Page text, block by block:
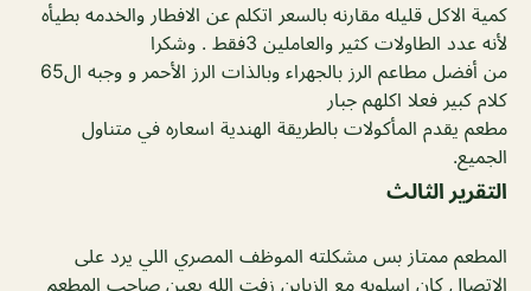
كمية الاكل قليله مقارنه بالسعر اتكلم عن الافطار والخدمه بطيأه
لأنه عدد الطاولات كثير والعاملين 3فقط . وشكرا
من أفضل مطاعم الرز بالجهراء وبالذات الرز الأحمر و وجبه ال65
كلام كبير فعلا اكلهم جبار
مطعم يقدم المأكولات بالطريقة الهندية اسعاره في متناول
الجميع.
التقرير الثالث
المطعم ممتاز بس مشكلته الموظف المصري اللي يرد على
الاتصال كان اسلوبه مع الزباين زفت الله يعين صاحب المطعم